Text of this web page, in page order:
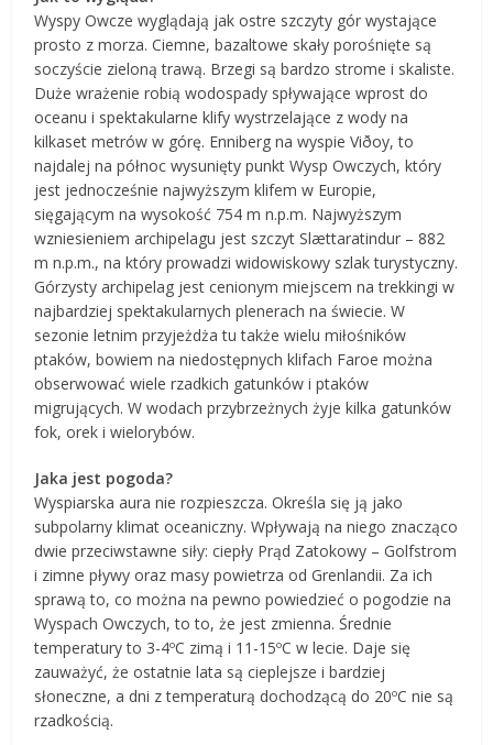
Wyspy Owcze wyglądają jak ostre szczyty gór wystające
prosto z morza. Ciemne, bazaltowe skały porośnięte są
soczyście zieloną trawą. Brzegi są bardzo strome i skaliste.
Duże wrażenie robią wodospady spływające wprost do
oceanu i spektakularne klify wystrzelające z wody na
kilkaset metrów w górę. Enniberg na wyspie Viðoy, to
najdalej na północ wysunięty punkt Wysp Owczych, który
jest jednocześnie najwyższym klifem w Europie,
sięgającym na wysokość 754 m n.p.m. Najwyższym
wzniesieniem archipelagu jest szczyt Slættaratindur – 882
m n.p.m., na który prowadzi widowiskowy szlak turystyczny.
Górzysty archipelag jest cenionym miejscem na trekkingi w
najbardziej spektakularnych plenerach na świecie. W
sezonie letnim przyjeżdża tu także wielu miłośników
ptaków, bowiem na niedostępnych klifach Faroe można
obserwować wiele rzadkich gatunków i ptaków
migrujących. W wodach przybrzeżnych żyje kilka gatunków
fok, orek i wielorybów.
Jaka jest pogoda?
Wyspiarska aura nie rozpieszcza. Określa się ją jako
subpolarny klimat oceaniczny. Wpływają na niego znacząco
dwie przeciwstawne siły: ciepły Prąd Zatokowy – Golfstrom
i zimne pływy oraz masy powietrza od Grenlandii. Za ich
sprawą to, co można na pewno powiedzieć o pogodzie na
Wyspach Owczych, to to, że jest zmienna. Średnie
temperatury to 3-4ºC zimą i 11-15ºC w lecie. Daje się
zauważyć, że ostatnie lata są cieplejsze i bardziej
słoneczne, a dni z temperaturą dochodzącą do 20ºC nie są
rzadkością.